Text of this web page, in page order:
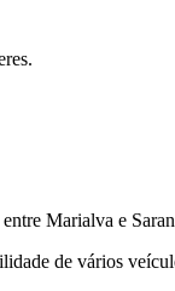
Marialva e
de vários